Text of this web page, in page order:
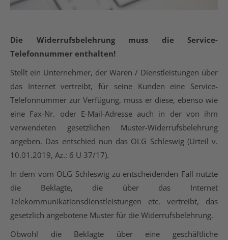
Die Widerrufsbelehrung muss die Service-
Telefonnummer enthalten!
Stellt ein Unternehmer, der Waren / Dienstleistungen über
das Internet vertreibt, für seine Kunden eine Service-
Telefonnummer zur Verfügung, muss er diese, ebenso wie
eine Fax-Nr. oder E-Mail-Adresse auch in der von ihm
verwendeten gesetzlichen Muster-Widerrufsbelehrung
angeben. Das entschied nun das OLG Schleswig (Urteil v.
10.01.2019, Az.: 6 U 37/17).
In dem vom OLG Schleswig zu entscheidenden Fall nutzte
die Beklagte, die über das Internet
Telekommunikationsdienstleistungen etc. vertreibt, das
gesetzlich angebotene Muster für die Widerrufsbelehrung.
Obwohl die Beklagte über eine geschäftliche